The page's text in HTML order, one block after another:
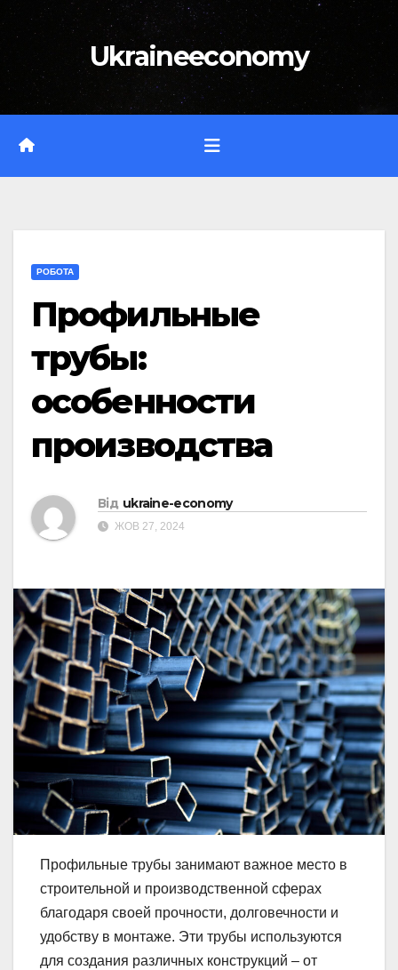
Перейти
Ukraineeconomy
РОБОТА
Профильные
трубы:
особенности
производства
Від ukraine-economy
ЖОВ 27, 2024
Профильные трубы занимают важное место в
строительной и производственной сферах
благодаря своей прочности, долговечности и
удобству в монтаже. Эти трубы используются
для создания различных конструкций – от